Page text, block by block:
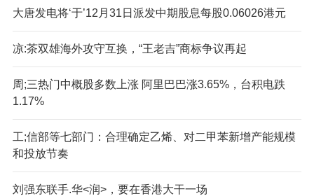
大唐发电将‘于’12月31日派发中期股息每股0.06026港元
凉:茶双雄海外攻守互换，“王老吉”商标争议再起
周;三热门中概股多数上涨 阿里巴巴涨3.65%，台积电跌
1.17%
工;信部等七部门：合理确定乙烯、对二甲苯新增产能规模
和投放节奏
刘强东联手.华<润>，要在香港大干一场